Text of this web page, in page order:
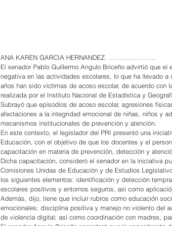
ANA KAREN GARCIA HERNANDEZ. ………………….
El senador Pablo Guillermo Angulo Briceño advirtió que
negativa en las actividades escolares, lo que ha llevado
años han sido víctimas de acoso escolar, de acuerdo con
realizada por el Instituto Nacional de Estadística y
Subrayó que episodios de acoso escolar, agresiones
afectaciones a la integridad emocional de niñas, niños y
mecanismos institucionales de prevención y atención.
En este contexto, el legislador del PRI presentó una
Educación, con el objetivo de que los docentes y el
capacitación en materia de prevención, detección y
Dicha capacitación, consideró el senador en la iniciativa
Comisiones Unidas de Educación y de Estudios
los siguientes elementos: identificación y detección
escolares positivos y entornos seguros, así como
Además, dijo, tiene que incluir rubros como educación
emocionales; disciplina positiva y manejo no violento del
de violencia digital; así como coordinación con madres,